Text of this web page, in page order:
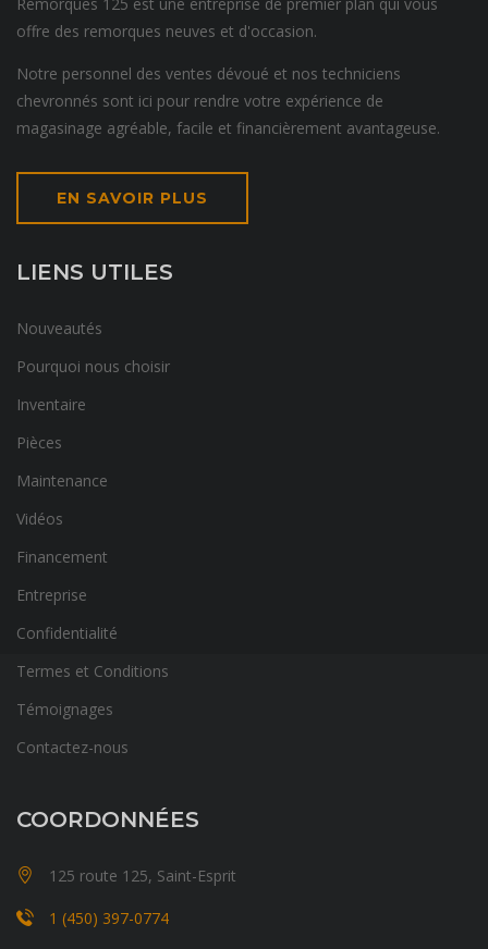
offre des remorques neuves et d'occasion.
Notre personnel des ventes dévoué et nos techniciens
chevronnés sont ici pour rendre votre expérience de
magasinage agréable, facile et financièrement avantageuse.
EN SAVOIR PLUS
LIENS UTILES
Nouveautés
Pourquoi nous choisir
Inventaire
Pièces
Maintenance
Vidéos
Financement
Entreprise
Confidentialité
Termes et Conditions
Témoignages
Contactez-nous
COORDONNÉES
125 route 125, Saint-Esprit
1 (450) 397-0774